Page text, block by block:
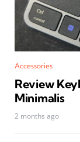
Accessories
Review
Minimalis
2 months ago